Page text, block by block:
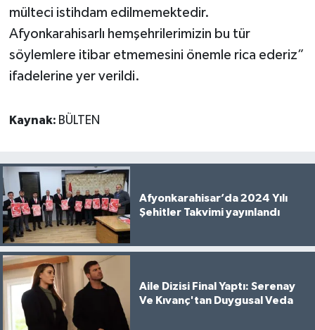
mülteci istihdam edilmemektedir.
Afyonkarahisarlı hemşehrilerimizin bu tür
söylemlere itibar etmemesini önemle rica ederiz”
ifadelerine yer verildi.
Kaynak: BÜLTEN
Afyonkarahisar’da 2024 Yılı
Şehitler Takvimi yayınlandı
Aile Dizisi Final Yaptı: Serenay
Ve Kıvanç'tan Duygusal Veda